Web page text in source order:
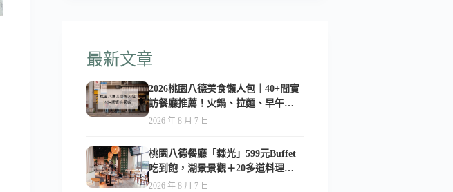
最新文章
2026桃園八德美食懶人包｜40+間實
訪餐廳推薦！火鍋、拉麵、早午
餐、咖啡廳全收錄
2026 年 8 月 7 日
桃園八德餐廳「㵘光」599元Buffet
吃到飽，湖景景觀＋20多道料理一
次享用
2026 年 8 月 7 日